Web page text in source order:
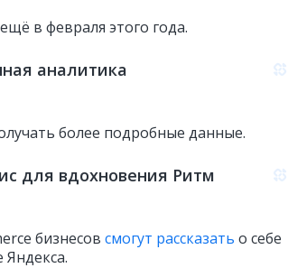
в февраля этого года.
аналитика
более подробные данные.
для вдохновения Ритм
бизнесов смогут рассказать о себе
Яндекса.